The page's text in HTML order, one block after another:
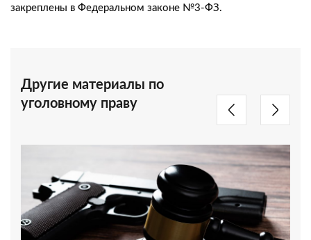
закреплены в Федеральном законе №3-ФЗ.
Другие материалы по
уголовному праву